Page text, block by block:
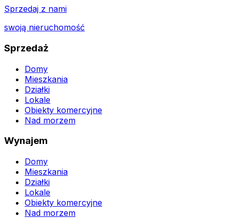
Sprzedaj z nami
swoją nieruchomość
Sprzedaż
Domy
Mieszkania
Działki
Lokale
Obiekty komercyjne
Nad morzem
Wynajem
Domy
Mieszkania
Działki
Lokale
Obiekty komercyjne
Nad morzem